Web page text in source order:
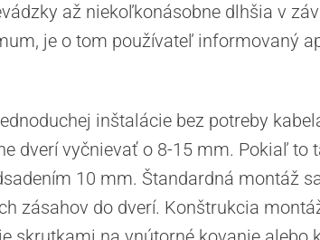
až niekoľkonásobne dlhšia v
je o tom používateľ informovaný
inštalácie bez potreby
dverí vyčnievať o 8-15 mm. Pokiaľ to
10 mm. Štandardná montáž
zásahov do dverí. Konštrukcia